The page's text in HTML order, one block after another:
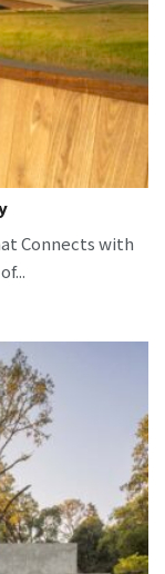
Connects with